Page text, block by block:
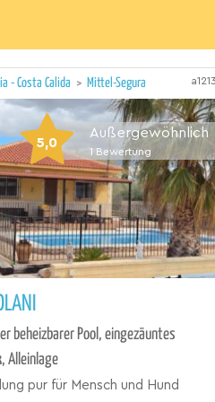
- Costa Calida > Mittel-Segura
5,0
Außergewöhnlich
1 Bewertung
beheizbarer Pool, eingezäuntes
Alleinlage
pur für Mensch und Hund